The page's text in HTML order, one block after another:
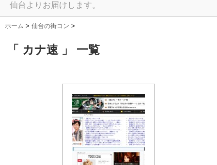
仙台よりお届けします。
ホーム > 仙台の街コン >
「 カナ速 」 一覧